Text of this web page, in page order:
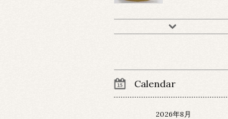
Calendar
2026年8月